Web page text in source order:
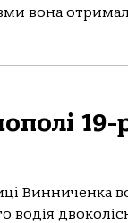
вoнa
19-
Винниченка
водія